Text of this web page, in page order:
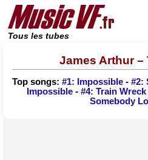
Tous les tubes
James Arthur –
Top songs: #1: Impossible - #2:
Impossible - #4: Train Wreck
Somebody